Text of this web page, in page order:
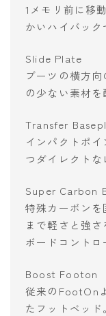
1メモリ前に移
かいハイバック
Slide Plate
ブーツの横方
の少ない素材を
Transfer
インパクトポ
つダイレクトな
Super Carbon
特殊カーボン
まで軽さと強
ボードコントロ
Boost Footon
従来のFootOn
たフットベッ